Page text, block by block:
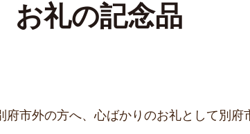
お礼の記念品
市外の方へ、心ばかりのお礼として別府